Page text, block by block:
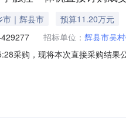
市｜辉县市
预算11.20万元
招标单位： 辉县市吴
采购，现将本次直接采购结
求商品名称技术规格数量单价